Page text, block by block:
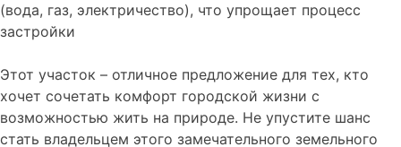
(вода, газ, электричество), что упрощает процесс
застройки
Этот участок – отличное предложение для тех, кто
хочет сочетать комфорт городской жизни с
возможностью жить на природе. Не упустите шанс
стать владельцем этого замечательного земельного